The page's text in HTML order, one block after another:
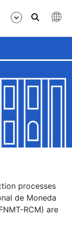
processes
de Moneda
RCM) are